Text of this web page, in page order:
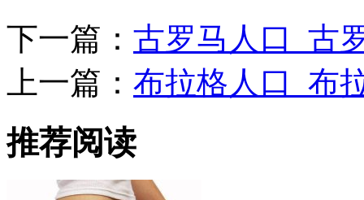
下一篇： 古罗马人口_古
上一篇： 布拉格人口_布
推荐阅读